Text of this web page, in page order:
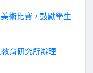
術比賽，鼓勵學生
育研究所辦理